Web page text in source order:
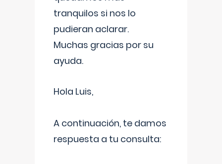
tranquilos si nos lo
pudieran aclarar.
Muchas gracias por su
ayuda.
Hola Luis,
A continuación, te damos
respuesta a tu consulta: